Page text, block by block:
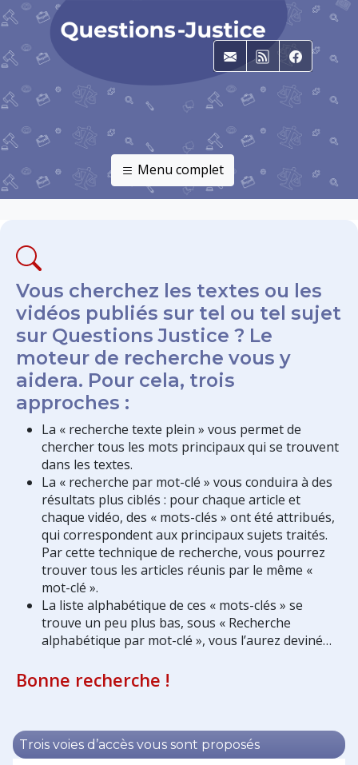
E-mailRSS
Menu complet
Vous cherchez les textes ou les
vidéos publiés sur tel ou tel sujet
sur Questions Justice ? Le
moteur de recherche vous y
aidera. Pour cela, trois
approches :
La « recherche texte plein » vous permet de
chercher tous les mots principaux qui se trouvent
dans les textes.
La « recherche par mot-clé » vous conduira à des
résultats plus ciblés : pour chaque article et
chaque vidéo, des « mots-clés » ont été attribués,
qui correspondent aux principaux sujets traités.
Par cette technique de recherche, vous pourrez
trouver tous les articles réunis par le même «
mot-clé ».
La liste alphabétique de ces « mots-clés » se
trouve un peu plus bas, sous « Recherche
alphabétique par mot-clé », vous l’aurez deviné…
Bonne recherche !
Trois voies d’accès vous sont proposés